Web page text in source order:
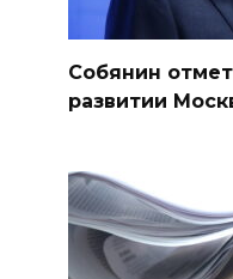
Собянин
развитии